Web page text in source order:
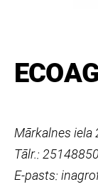
Mārkalnes iela
Tālr.:
E-pasts: